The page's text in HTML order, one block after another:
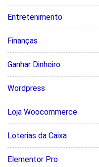
Entretenimento
Finanças
Ganhar Dinheiro
Wordpress
Loja Woocommerce
Loterias da Caixa
Elementor Pro